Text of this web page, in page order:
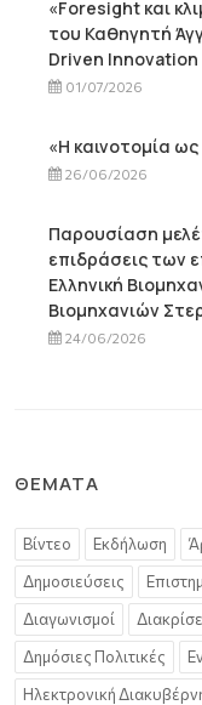
«Foresight και
του Καθηγητή
Driven Innovation
01/07/2026
«Η καινοτομία
26/06/2026
Παρουσίαση
επιδράσεις των
Ελληνική
Βιομηχανιών
24/06/2026
ΘΈΜΑΤΑ
Βίντεο Εκδήλωση
Δημοσιεύσεις
Διαγωνισμοί
Δημόσιες Πολιτικές
Ηλεκτρονική